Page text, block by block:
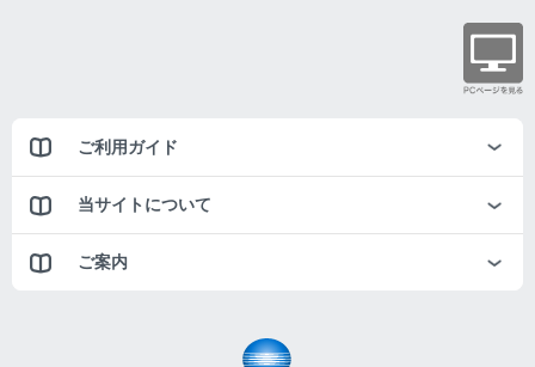
ご利用ガイド
当サイトについて
ご案内